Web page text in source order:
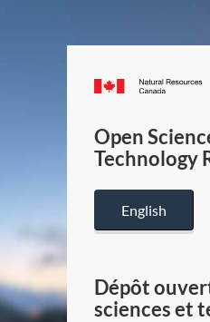
Open
Technology
English
Dépôt
sciences et